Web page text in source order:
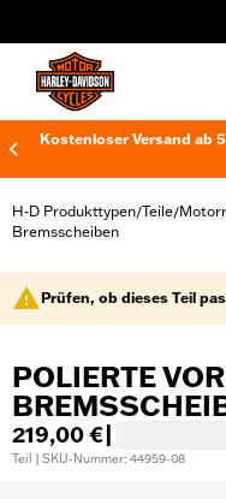
Kostenloser Versand ab
H-D Produkttypen/Teile/
Bremsscheiben
Prüfen, ob dieses Teil
POLIERTE
219,00 €
Teil | SKU-Nummer: 44959-08